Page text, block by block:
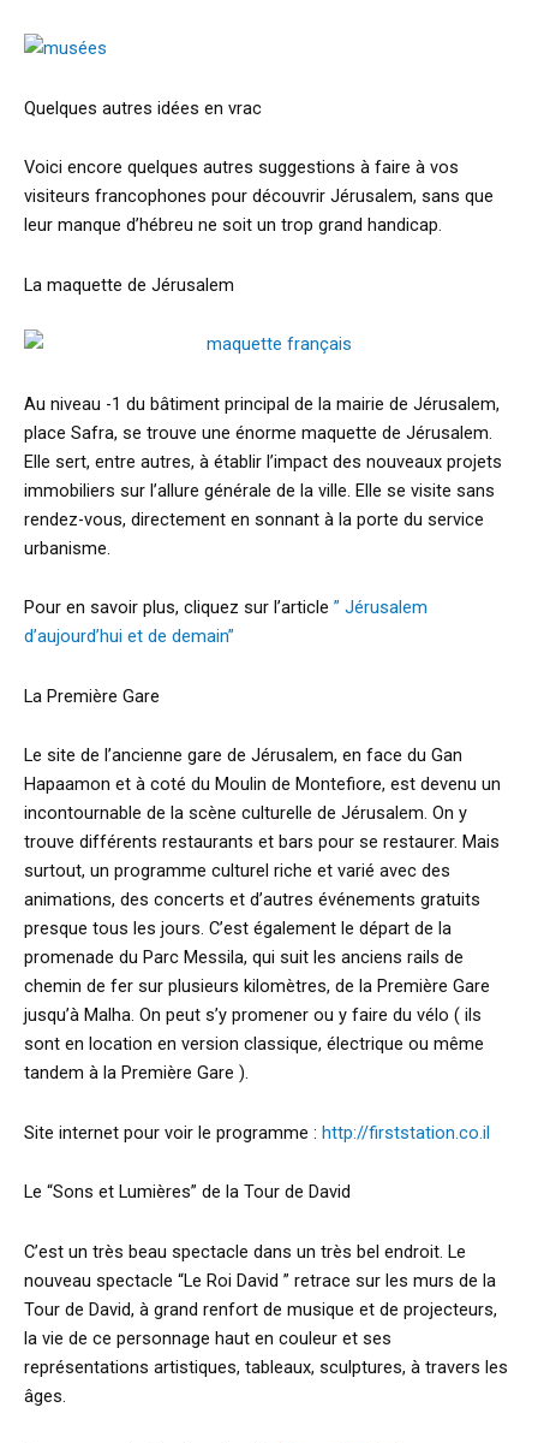
Quelques autres idées en vrac
Voici encore quelques autres suggestions à faire à vos
visiteurs francophones pour découvrir Jérusalem, sans que
leur manque d’hébreu ne soit un trop grand handicap.
La maquette de Jérusalem
Au niveau -1 du bâtiment principal de la mairie de Jérusalem,
place Safra, se trouve une énorme maquette de Jérusalem.
Elle sert, entre autres, à établir l’impact des nouveaux projets
immobiliers sur l’allure générale de la ville. Elle se visite sans
rendez-vous, directement en sonnant à la porte du service
urbanisme.
Pour en savoir plus, cliquez sur l’article ” Jérusalem
d’aujourd’hui et de demain”
La Première Gare
Le site de l’ancienne gare de Jérusalem, en face du Gan
Hapaamon et à coté du Moulin de Montefiore, est devenu un
incontournable de la scène culturelle de Jérusalem. On y
trouve différents restaurants et bars pour se restaurer. Mais
surtout, un programme culturel riche et varié avec des
animations, des concerts et d’autres événements gratuits
presque tous les jours. C’est également le départ de la
promenade du Parc Messila, qui suit les anciens rails de
chemin de fer sur plusieurs kilomètres, de la Première Gare
jusqu’à Malha. On peut s’y promener ou y faire du vélo ( ils
sont en location en version classique, électrique ou même
tandem à la Première Gare ).
Site internet pour voir le programme : http://firststation.co.il
Le “Sons et Lumières” de la Tour de David
C’est un très beau spectacle dans un très bel endroit. Le
nouveau spectacle “Le Roi David ” retrace sur les murs de la
Tour de David, à grand renfort de musique et de projecteurs,
la vie de ce personnage haut en couleur et ses
représentations artistiques, tableaux, sculptures, à travers les
âges.